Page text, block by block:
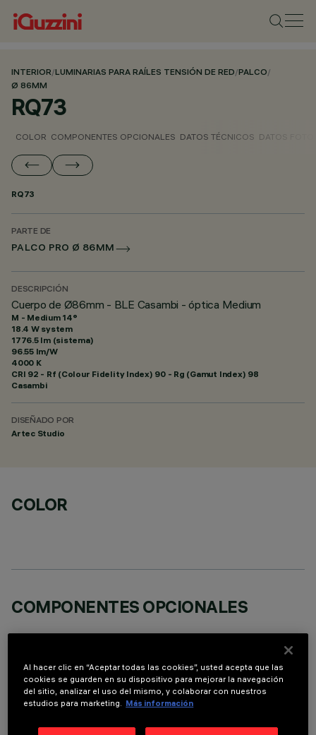
INTERIOR/LUMINARIAS PARA RAÍLES TENSIÓN DE RED/PALCO/
Ø 86MM
RQ73
COLOR COMPONENTES OPCIONALES DATOS TÉCNICOS DATOS
RQ73
PARTE DE
PALCO PRO Ø 86MM
DESCRIPCIÓN
Cuerpo de Ø86mm - BLE Casambi - óptica Medium
M - Medium 14°
18.4 W system
1776.5 lm (sistema)
96.55 lm/W
4000 K
CRI 92 - Rf (Colour Fidelity Index) 90 - Rg (Gamut Index) 98
Casambi
DISEÑADO POR
Artec Studio
COLOR
COMPONENTES OPCIONALES
DATOS TÉCNICOS
ÚLTIMA ACTUALIZACIÓN: 05/08/2026
Al hacer clic en “Aceptar todas las cookies”, usted acepta que las
cookies se guarden en su dispositivo para mejorar la navegación
del sitio, analizar el uso del mismo, y colaborar con nuestros
estudios para marketing.
Más información